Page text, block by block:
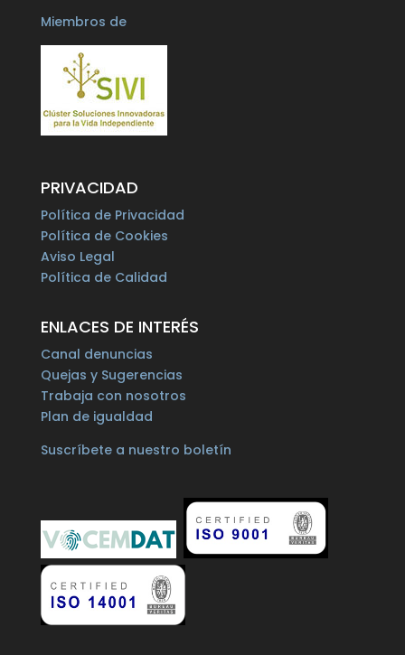
Miembros de
PRIVACIDAD
Política de Privacidad
Política de Cookies
Aviso Legal
Política de Calidad
ENLACES DE INTERÉS
Canal denuncias
Quejas y Sugerencias
Trabaja con nosotros
Plan de igualdad
Suscríbete a nuestro boletín